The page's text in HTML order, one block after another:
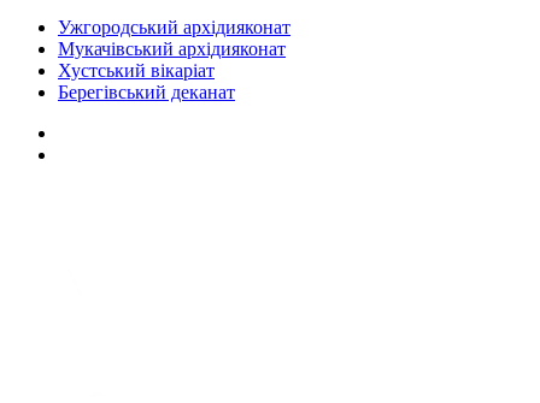
Ужгородський архідияконат
Мукачівський архідияконат
Хустський вікаріат
Берегівський деканат